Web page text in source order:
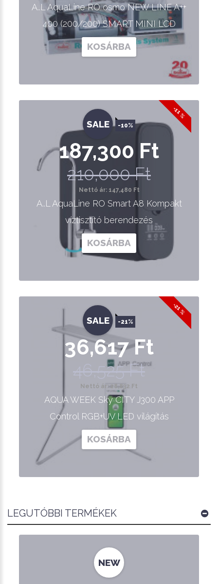
A..L AquaLine RO osmo NEW LINE A++
400 (200/200) SMART MINI LCD
KOSÁRBA
-11 %
SALE -10%
187,300 Ft
210,000 Ft
Nettó ár: 147,480 Ft
A..L AquaLine RO Smart A8 Kompakt
víztisztító berendezés
KOSÁRBA
-21 %
SALE -21%
36,617 Ft
46,525 Ft
Nettó ár: 28,832 Ft
AQUA WEEK Sky CITY J300 APP
Control RGB+UV LED világítás
KOSÁRBA
LEGUTÓBBI TERMÉKEK
NEW